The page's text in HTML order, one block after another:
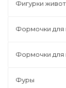
Фигурки
Формочки для
Формочки для
Фуры